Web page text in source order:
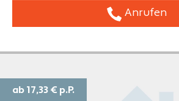
Anrufen
ab 17,33 € p.P.